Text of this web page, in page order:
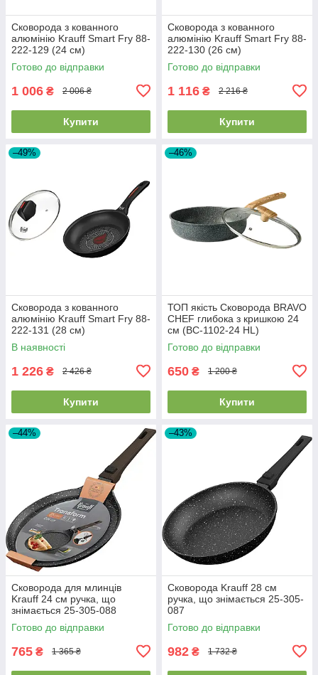
Сковорода з кованного
алюмінію Krauff Smart Fry 88-
222-129 (24 см)
Готово до відправки
1 006 ₴ 2 006 ₴
Купити
Сковорода з кованного
алюмінію Krauff Smart Fry 88-
222-130 (26 см)
Готово до відправки
1 116 ₴ 2 216 ₴
Купити
–49%
Сковорода з кованного
алюмінію Krauff Smart Fry 88-
222-131 (28 см)
В наявності
1 226 ₴ 2 426 ₴
Купити
–46%
ТОП якість Сковорода BRAVO
CHEF глибока з кришкою 24
см (BC-1102-24 HL)
Готово до відправки
650 ₴ 1 200 ₴
Купити
–44%
Сковорода для млинців
Krauff 24 см ручка, що
знімається 25-305-088
Готово до відправки
765 ₴ 1 365 ₴
–43%
Сковорода Krauff 28 см
ручка, що знімається 25-305-
087
Готово до відправки
982 ₴ 1 732 ₴